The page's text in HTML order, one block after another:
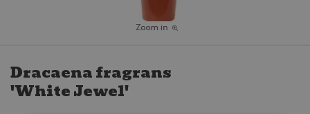
Dracaena fragrans
'White Jewel'